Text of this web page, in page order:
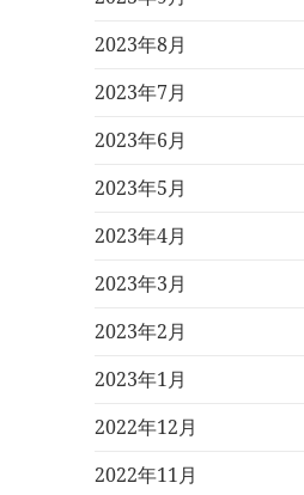
2023年8月
2023年7月
2023年6月
2023年5月
2023年4月
2023年3月
2023年2月
2023年1月
2022年12月
2022年11月